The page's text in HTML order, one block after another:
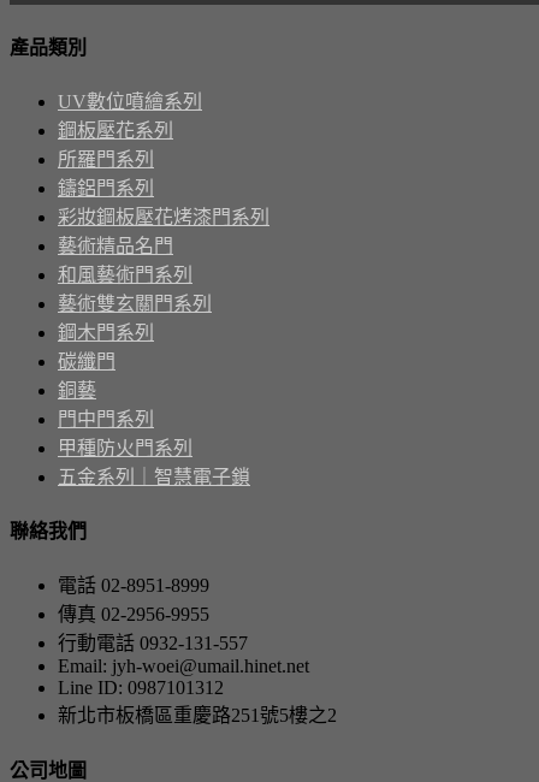
產品類別
UV數位噴繪系列
鋼板壓花系列
所羅門系列
鑄鋁門系列
彩妝鋼板壓花烤漆門系列
藝術精品名門
和風藝術門系列
藝術雙玄關門系列
鋼木門系列
碳纖門
銅藝
門中門系列
甲種防火門系列
五金系列｜智慧電子鎖
聯絡我們
電話 02-8951-8999
傳真 02-2956-9955
行動電話 0932-131-557
Email: jyh-woei@umail.hinet.net
Line ID: 0987101312
新北市板橋區重慶路251號5樓之2
公司地圖